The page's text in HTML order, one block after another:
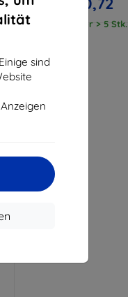
sind
Auf Lager > 5 Stk.